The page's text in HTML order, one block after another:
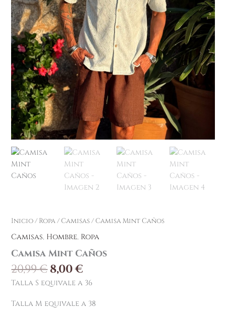
Inicio/ Ropa/Camisas/ Camisa Mint Caños
Camisas, Hombre, Ropa
Camisa Mint Caños
20,99€8,00€
Talla S equivale a 36
Talla M equivale a 38